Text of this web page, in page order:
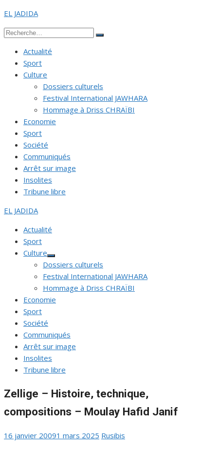
Aller
contenu
EL JADIDA
Recherche
Rechercher
Actualité
Sport
Culture
Dossiers culturels
Festival International JAWHARA
Hommage à Driss CHRAÏBI
Economie
Sport
Société
Communiqués
Arrêt sur image
Insolites
Tribune libre
EL JADIDA
Actualité
Sport
Culture
Afficher
le
sous-
menu
Dossiers culturels
Festival International JAWHARA
Hommage à Driss CHRAÏBI
Economie
Sport
Société
Communiqués
Arrêt sur image
Insolites
Tribune libre
Zellige – Histoire, technique,
compositions – Moulay Hafid Janif
Publié
16 janvier 20091 mars 2025 Auteur/autrice
Rusibis